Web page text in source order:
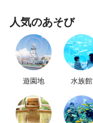
人気のあそび
遊園地 水族館